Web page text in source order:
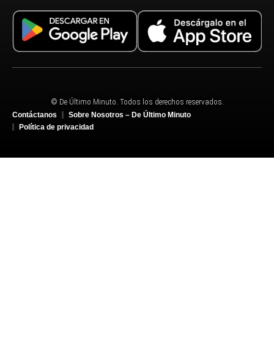
© De Último Minuto. Todos los derechos reservados.
Contáctanos
Sobre Nosotros – De Último Minuto
Política de privacidad